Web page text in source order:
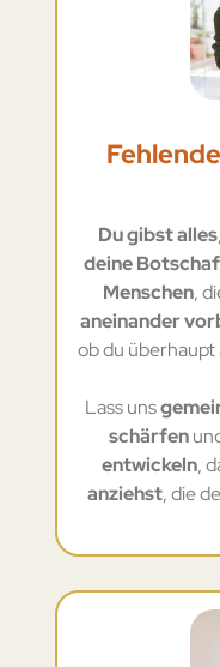
Du gibst alles
deine
Menschen,
aneinander
ob du überhaupt
Lass uns
schärfen
entwickeln,
anziehst, die